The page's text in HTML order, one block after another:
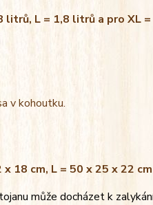
litrů, L = 1,8 litrů a pro XL
v kohoutku.
18 cm, L = 50 x 25 x 22
může docházet k